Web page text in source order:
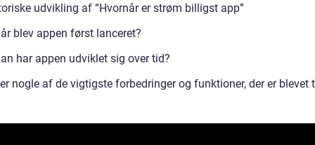
udvikling af “Hvornår er strøm billigst app”
blev appen først lanceret?
har appen udviklet sig over tid?
nogle af de vigtigste forbedringer og funktioner, der er blevet